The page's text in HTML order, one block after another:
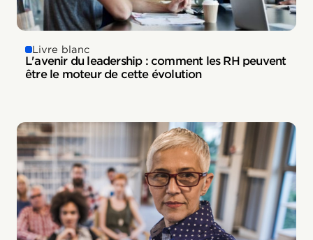
Livre blanc
L'avenir du leadership : comment les RH peuvent
être le moteur de cette évolution